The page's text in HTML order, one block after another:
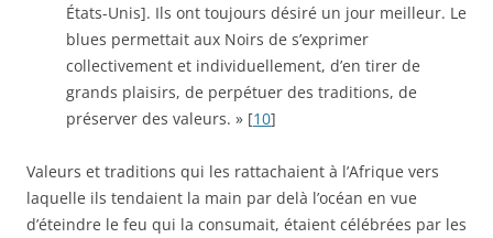
États-Unis]. Ils ont toujours désiré un jour meilleur. Le
blues permettait aux Noirs de s’exprimer
collectivement et individuellement, d’en tirer de
grands plaisirs, de perpétuer des traditions, de
préserver des valeurs. » [10]
Valeurs et traditions qui les rattachaient à l’Afrique vers
laquelle ils tendaient la main par delà l’océan en vue
d’éteindre le feu qui la consumait, étaient célébrées par les